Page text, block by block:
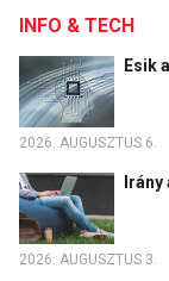
INFO & TECH
Esik
2026. AUGUSZTUS 6.
2026. AUGUSZTUS 3.